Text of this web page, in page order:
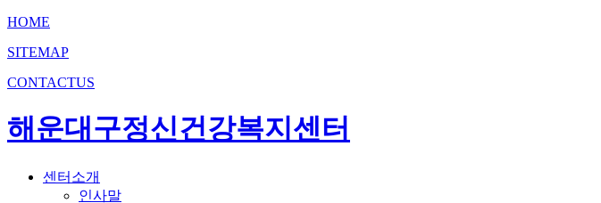
HOME
SITEMAP
CONTACTUS
해운대구정신건강복지센터
센터소개
인사말